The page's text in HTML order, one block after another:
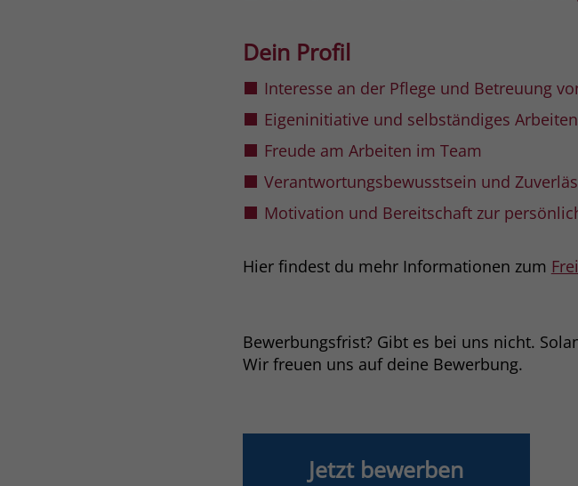
Dein Profil
Interesse an der Pflege und Betreuung
Eigeninitiative und selbständiges Arbeiten
Freude am Arbeiten im Team
Verantwortungsbewusstsein und
Motivation und Bereitschaft zur
Hier findest du mehr Informationen zum
Bewerbungsfrist? Gibt es bei uns nicht.
Wir freuen uns auf deine Bewerbung.
Jetzt bewerben
Anbieter Google Ads
Laufzeit 90 Tage
über
enthält
Erfolge
Name
Laufzeit 3 Monate